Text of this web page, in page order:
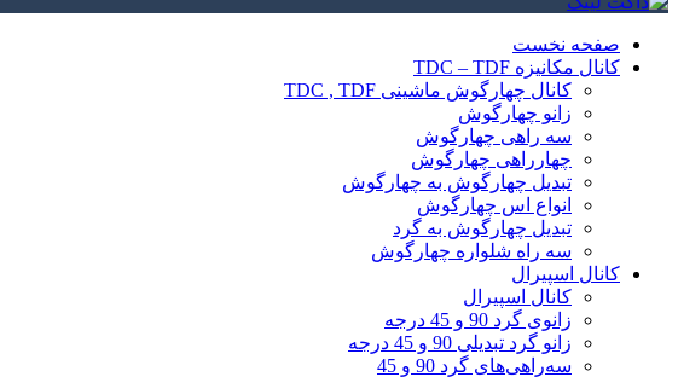
صفحه نخست
کانال مکانیزه TDC – TDF
کانال چهارگوش ماشینی TDC , TDF
زانو چهارگوش
سه راهی چهارگوش
چهارراهی چهارگوش
تبدیل چهارگوش به چهارگوش
انواع اس چهارگوش
تبدیل چهارگوش به گرد
سه راه شلواره چهارگوش
کانال اسپیرال
کانال اسپیرال
زانوی گرد 90 و 45 درجه
زانو گرد تبدیلی 90 و 45 درجه
سه‌راهی‌های گرد 90 و 45